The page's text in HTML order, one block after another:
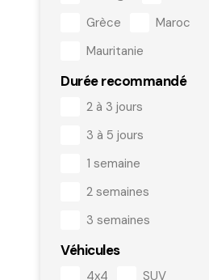
Grèce
Maroc
Mauritanie
Durée recommandé
2 à 3 jours
3 à 5 jours
1 semaine
2 semaines
3 semaines
Véhicules
4x4
SUV